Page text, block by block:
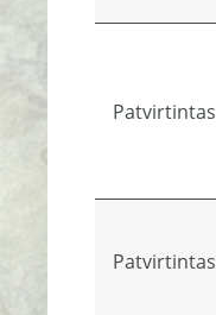
Patvirtintas
Patvirtintas